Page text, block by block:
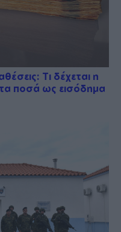
Τι δέχεται η
ποσά ως εισόδημα